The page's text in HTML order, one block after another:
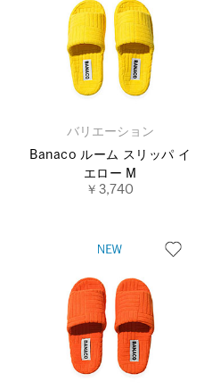
バリエーション
Banaco ルーム スリッパ イ
エロー M
￥3,740